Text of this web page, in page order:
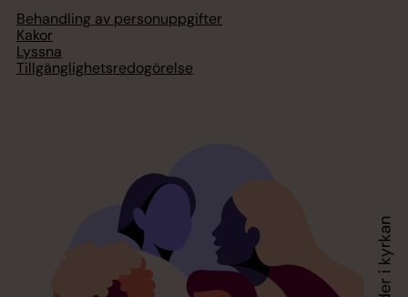
Behandling av personuppgifter
Kakor
Lyssna
Tillgänglighetsredogörelse